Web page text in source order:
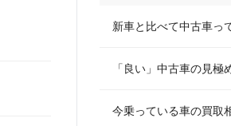
新車と比べて中古車っ
「良い」中古車の見極
今乗っている車の買取